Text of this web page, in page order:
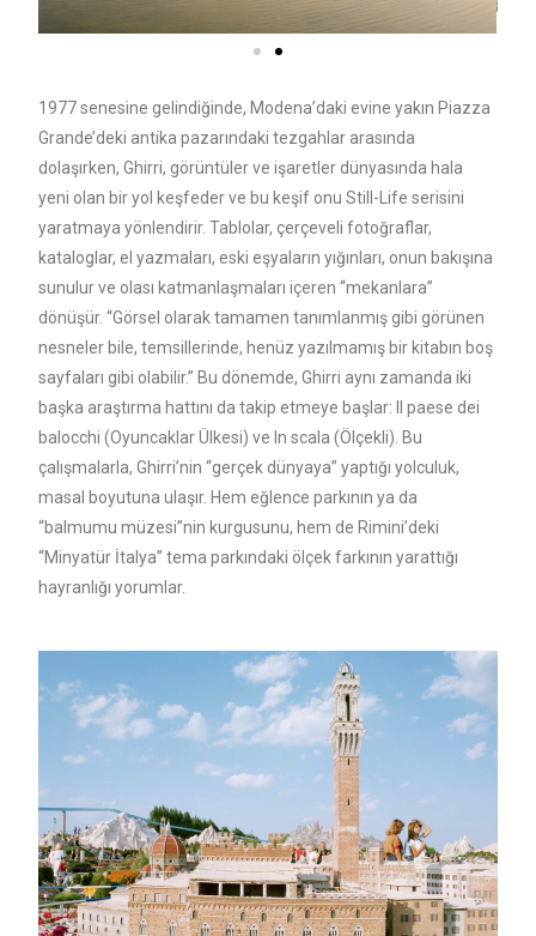
1977 senesine gelindiğinde, Modena’daki evine yakın Piazza
Grande’deki antika pazarındaki tezgahlar arasında
dolaşırken, Ghirri, görüntüler ve işaretler dünyasında hala
yeni olan bir yol keşfeder ve bu keşif onu Still-Life serisini
yaratmaya yönlendirir. Tablolar, çerçeveli fotoğraflar,
kataloglar, el yazmaları, eski eşyaların yığınları, onun bakışına
sunulur ve olası katmanlaşmaları içeren “mekanlara”
dönüşür. “Görsel olarak tamamen tanımlanmış gibi görünen
nesneler bile, temsillerinde, henüz yazılmamış bir kitabın boş
sayfaları gibi olabilir.” Bu dönemde, Ghirri aynı zamanda iki
başka araştırma hattını da takip etmeye başlar: Il paese dei
balocchi (Oyuncaklar Ülkesi) ve In scala (Ölçekli). Bu
çalışmalarla, Ghirri’nin “gerçek dünyaya” yaptığı yolculuk,
masal boyutuna ulaşır. Hem eğlence parkının ya da
“balmumu müzesi”nin kurgusunu, hem de Rimini’deki
“Minyatür İtalya” tema parkındaki ölçek farkının yarattığı
hayranlığı yorumlar.